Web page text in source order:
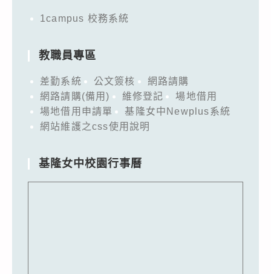
1campus 校務系統
教職員專區
差勤系統 公文簽核
網路請購
網路請購(備用)
維修登記
場地借用
場地借用申請單
基隆女中Newplus系統
網站維護之css使用說明
基隆女中校園行事曆